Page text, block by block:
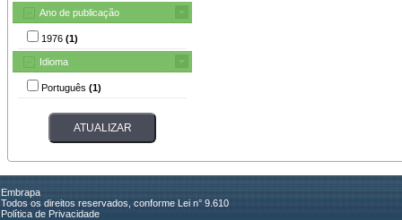
Ano de publicação
1976 (1)
Idioma
Português (1)
Embrapa
Todos os direitos reservados, conforme Lei n° 9.610
Política de Privacidade